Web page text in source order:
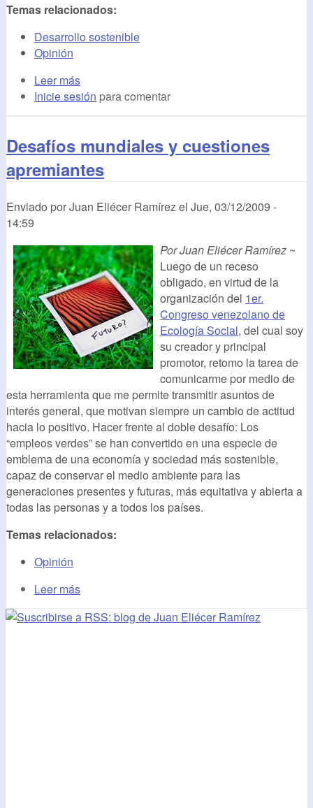
Temas relacionados:
Desarrollo sostenible
Opinión
Leer más
Inicie sesión para comentar
Desafíos mundiales y cuestiones
apremiantes
Enviado porJuan Eliécer Ramírez el Jue, 03/12/2009 -
14:59
Por Juan Eliécer Ramírez ~
Luego de un receso
obligado, en virtud de la
organización del 1er.
Congreso venezolano de
Ecología Social, del cual soy
su creador y principal
promotor, retomo la tarea de
comunicarme por medio de
esta herramienta que me permite transmitir asuntos de
interés general, que motivan siempre un cambio de actitud
hacia lo positivo. Hacer frente al doble desafío: Los
“empleos verdes” se han convertido en una especie de
emblema de una economía y sociedad más sostenible,
capaz de conservar el medio ambiente para las
generaciones presentes y futuras, más equitativa y abierta a
todas las personas y a todos los países.
Temas relacionados:
Opinión
Leer más